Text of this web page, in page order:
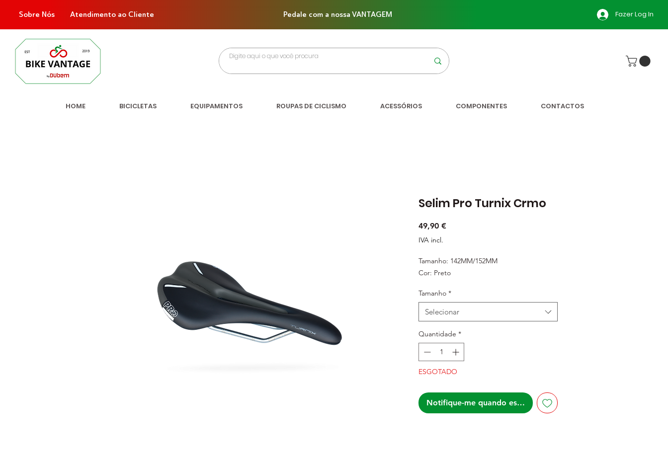
Sobre Nós Atendimento ao Cliente Pedale com a nossa VANTAGEM Fazer Log In
HOME BICICLETAS EQUIPAMENTOS ROUPAS DE CICLISMO ACESSÓRIOS COMPONENTES CONTACTOS
Selim Pro Turnix Crmo
49,90 €Preço
IVA incl.
Tamanho: 142MM/152MM
Cor: Preto
Tamanho *
Selecionar
Quantidade *
ESGOTADO
Notifique-me quando estiver disponível